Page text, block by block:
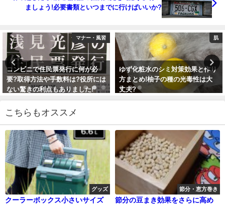
ましょう!必要書類といつまでに行けばいいか?
マナー・風習
コンビニで住民票発行に何が必
要?取得方法や手数料は?役所には
ない驚きの利点もありました!
肌
ゆず化粧水のシミ対策効果と作り
方まとめ!柚子の種の光毒性は大
丈夫?
こちらもオススメ
グッズ
クーラーボックス小さいサイズ
節分・恵方巻き
節分の豆まき効果をさらに高め